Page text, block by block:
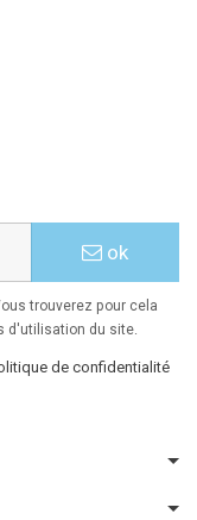
ok
trouverez pour cela
d'utilisation du site.
de confidentialité